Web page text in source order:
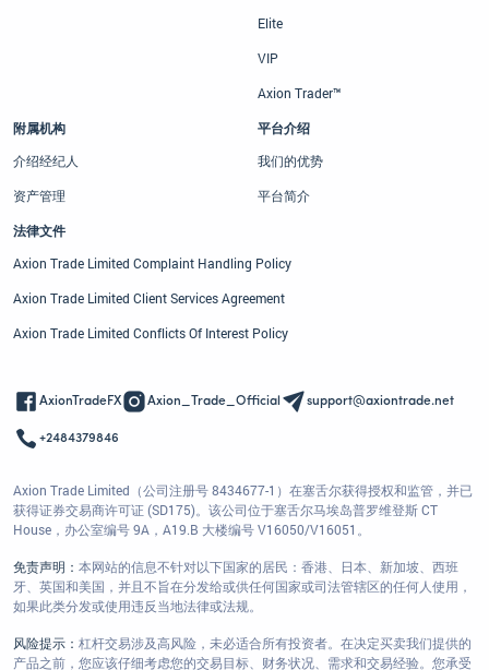
Elite
VIP
Axion Trader™
附属机构
介绍经纪人
资产管理
平台介绍
我们的优势
平台简介
法律文件
Axion Trade Limited Complaint Handling Policy
Axion Trade Limited Client Services Agreement
Axion Trade Limited Conflicts Of Interest Policy
AxionTradeFX Axion_Trade_Official support@axiontrade.net
+2484379846
Axion Trade Limited（公司注册号 8434677-1）在塞舌尔获得授权和监管，并已
获得证券交易商许可证 (SD175)。该公司位于塞舌尔马埃岛普罗维登斯 CT
House，办公室编号 9A，A19.B 大楼编号 V16050/V16051。
免责声明： 本网站的信息不针对以下国家的居民：香港、日本、新加坡、西班
牙、英国和美国，并且不旨在分发给或供任何国家或司法管辖区的任何人使用，
如果此类分发或使用违反当地法律或法规。
风险提示： 杠杆交易涉及高风险，未必适合所有投资者。在决定买卖我们提供的
产品之前，您应该仔细考虑您的交易目标、财务状况、需求和交易经验。您承受